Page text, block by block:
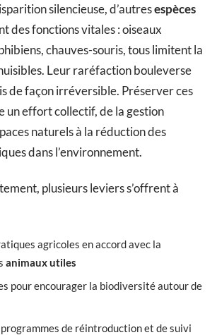
silencieuse, d’autresespèces
des fonctions vitales : oiseaux
chauves-souris, tous limitent la
Leur raréfaction bouleverse
de façon irréversible. Préserver ces
un effort collectif, de la gestion
naturels à la réduction des
dans l’environnement.
plusieurs leviers s’offrent à
agricoles en accord avec la
animaux utiles
pour encourager la biodiversité autour de
de réintroduction et de suivi